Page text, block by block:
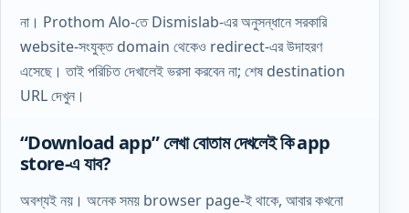
না। Prothom Alo-তে Dismislab-এর অনুসন্ধানে সরকারি
website-সংযুক্ত domain থেকেও redirect-এর উদাহরণ
এসেছে। তাই পরিচিত দেখালেই ভরসা করবেন না; শেষ destination
URL দেখুন।
“Download app” লেখা বোতাম দেখলেই কি app
store-এ যাব?
অবশ্যই নয়। অনেক সময় browser page-ই থাকে, আবার কখনো